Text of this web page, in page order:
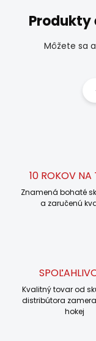
Produkty
Môžete sa
10 ROKOV NA
Znamená bohaté
a zaručenú
Kvalitný tovar od
distribútora
hokej